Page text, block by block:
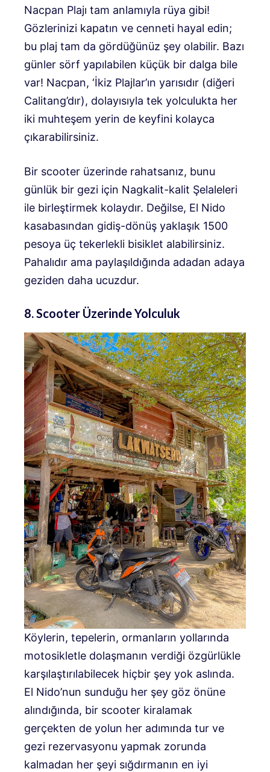
Nacpan Plajı tam anlamıyla rüya gibi!
Gözlerinizi kapatın ve cenneti hayal edin;
bu plaj tam da gördüğünüz şey olabilir. Bazı
günler sörf yapılabilen küçük bir dalga bile
var! Nacpan, ‘İkiz Plajlar’ın yarısıdır (diğeri
Calitang’dır), dolayısıyla tek yolculukta her
iki muhteşem yerin de keyfini kolayca
çıkarabilirsiniz.
Bir scooter üzerinde rahatsanız, bunu
günlük bir gezi için Nagkalit-kalit Şelaleleri
ile birleştirmek kolaydır. Değilse, El Nido
kasabasından gidiş-dönüş yaklaşık 1500
pesoya üç tekerlekli bisiklet alabilirsiniz.
Pahalıdır ama paylaşıldığında adadan adaya
geziden daha ucuzdur.
8. Scooter Üzerinde Yolculuk
Köylerin, tepelerin, ormanların yollarında
motosikletle dolaşmanın verdiği özgürlükle
karşılaştırılabilecek hiçbir şey yok aslında.
El Nido’nun sunduğu her şey göz önüne
alındığında, bir scooter kiralamak
gerçekten de yolun her adımında tur ve
gezi rezervasyonu yapmak zorunda
kalmadan her şeyi sığdırmanın en iyi